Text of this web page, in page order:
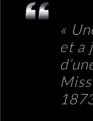
«
et a